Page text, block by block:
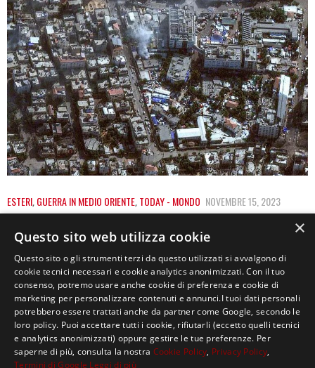
ESTERI,GUERRA IN MEDIO ORIENTE,TODAY - MONDO NOVEMBRE 15, 2023
GAZA CITY, FORZE ISRAELIANE ENTRANO
NELL’OSPEDALE AL-SHIFA
Le truppe israeliane sarebbero entrate via terra nei
corridoi dell’ospedale Al-Shifa, il più grande di…
×
Questo sito web utilizza cookie
Questo sito o gli strumenti terzi da questo utilizzati si avvalgono di
cookie tecnici necessari e cookie analytics anonimizzati. Con il tuo
consenso, potremo usare anche cookie di preferenza e cookie di
marketing per personalizzare contenuti e annunci.I tuoi dati personali
potrebbero essere trattati anche da partner come Google, secondo le
loro policy. Puoi accettare tutti i cookie, rifiutarli (eccetto quelli tecnici
e analytics anonimizzati) oppure gestire le tue preferenze. Per
saperne di più, consulta la nostra Cookie Policy, Privacy Policy,
Termini di Google Leggi di più